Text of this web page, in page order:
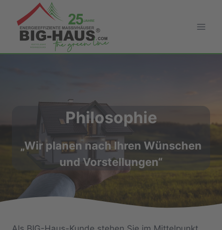
Inhalt
springen
Philosophie
„Wir planen nach Ihren Wünschen
und Vorstellungen“